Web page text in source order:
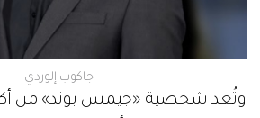
جاكوب إلوردي
وتُعد شخصية «جيمس بوند» من